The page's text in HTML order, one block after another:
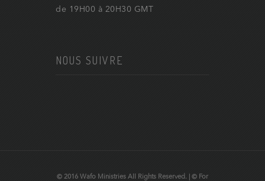
de 19H00 à 20H30 GMT
NOUS SUIVRE
© 2016 Wafo Ministries All Rights Reserved. | © For